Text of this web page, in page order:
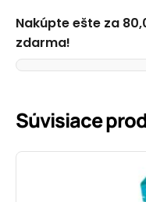
Nakúpte ešte za
zdarma!
Súvisiace